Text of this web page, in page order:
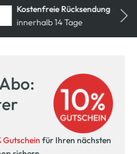
Rücksendung
14 Tage
Gutschein für Ihren nächsten